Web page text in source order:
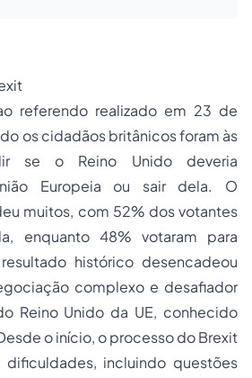
referendo realizado em 23 de
os cidadãos britânicos foram às
se o Reino Unido deveria
Europeia ou sair dela. O
muitos, com 52% dos votantes
enquanto 48% votaram para
histórico desencadeou
complexo e desafiador
Reino Unido da UE, conhecido
o início, o processo do Brexit
dificuldades, incluindo questões